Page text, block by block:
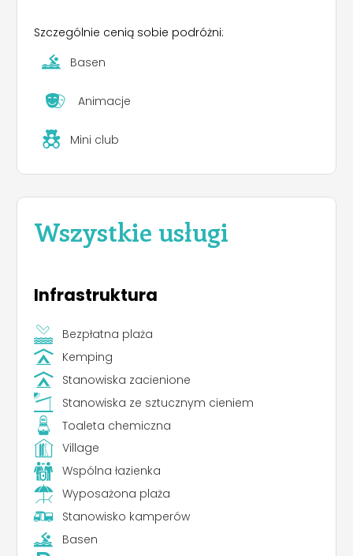
Szczególnie cenią sobie podróżni:
Basen
Animacje
Mini club
Wszystkie usługi
Infrastruktura
Bezpłatna plaża
Kemping
Stanowiska zacienione
Stanowiska ze sztucznym cieniem
Toaleta chemiczna
Village
Wspólna łazienka
Wyposażona plaża
Stanowisko kamperów
Basen